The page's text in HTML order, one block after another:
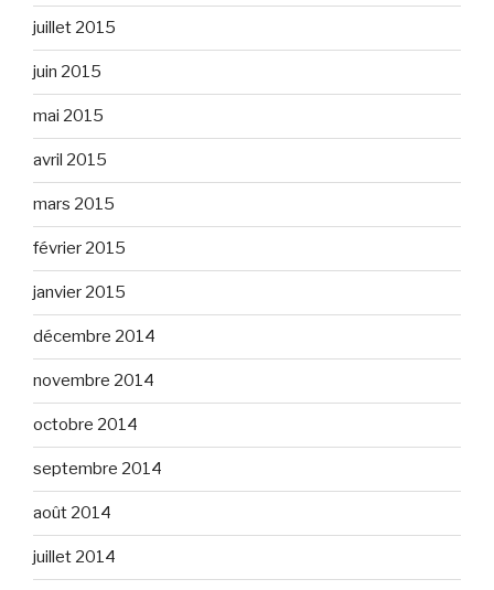
juillet 2015
juin 2015
mai 2015
avril 2015
mars 2015
février 2015
janvier 2015
décembre 2014
novembre 2014
octobre 2014
septembre 2014
août 2014
juillet 2014